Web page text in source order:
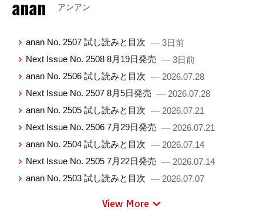
anan アンアン
anan No. 2507 試し読みと目次 — 3日前
Next Issue No. 2508 8月19日発売 — 3日前
anan No. 2506 試し読みと目次 — 2026.07.28
Next Issue No. 2507 8月5日発売 — 2026.07.28
anan No. 2505 試し読みと目次 — 2026.07.21
Next Issue No. 2506 7月29日発売 — 2026.07.21
anan No. 2504 試し読みと目次 — 2026.07.14
Next Issue No. 2505 7月22日発売 — 2026.07.14
anan No. 2503 試し読みと目次 — 2026.07.07
View More